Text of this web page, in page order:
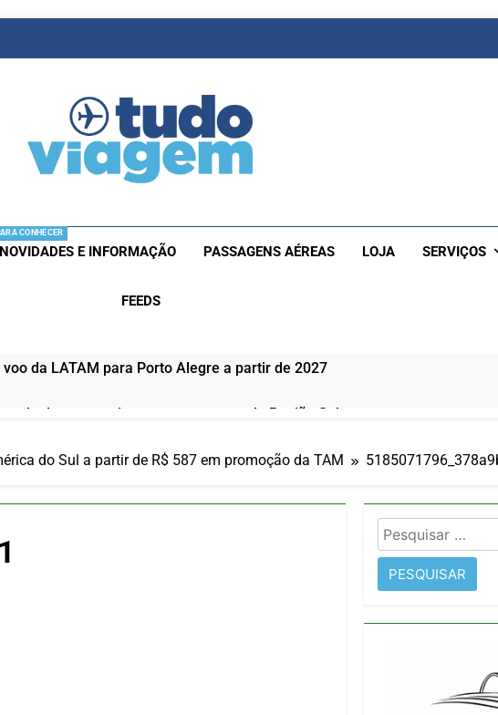
CONHECER
E INFORMAÇÃO PASSAGENS AÉREAS LOJA SERVIÇOS
FEEDS
da LATAM para Porto Alegre a partir de 2027
de passageiros nos aeroportos da Região Sul
fortalece atuação nos segmentos de lazer e corporativo
internacional, Marc Balanger assume comando do Wyndham São Paulo
na primeira fase de operação do Embraer 195-E2
entre Porto Alegre e Montevidéu em dezembro
do Sul a partir de R$ 587 em promoção da TAM
Pesquisar
por: